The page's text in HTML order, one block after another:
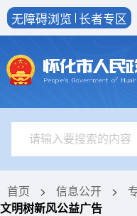
无障碍浏览 长者专区
首页 > 信息公开 >
文明树新风公益广告